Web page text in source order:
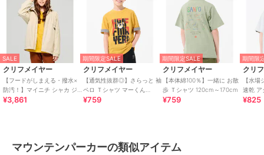
ショップ クリフメイヤー
商品カテゴリ
アウター・ジャケット・コート
マウンテンパーカー
性別タイプ
ボーイズ
アウター・ジャケット・コート
／マウンテンパーカー
ガールズ
K、SAX
SALE
クリフメイヤー
【フードがしまえる・撥水×
防汚！】マイニチ シャカ ジ
ャケット 120cm～170cm
¥3,861
期間限定SALE
クリフメイヤー
【通気性抜群◎】さらっと 袖
ペロ Ｔシャツ マーくん
120cm～170cm
¥759
期間限定SALE
クリフメイヤー
【本体綿100％】一緒に お散
歩 Ｔシャツ 120cm～170cm
¥759
期間限
クリ
【水
速乾 ア
シャツ
¥825
マウンテンパーカーの類似アイテム